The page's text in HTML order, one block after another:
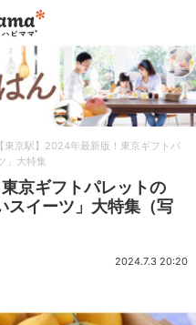
【東京駅】2024年最新版！東京ギフトパ
」大特集
京ギフトパレットの
スイーツ」大特集（写
2024.7.3 20:20